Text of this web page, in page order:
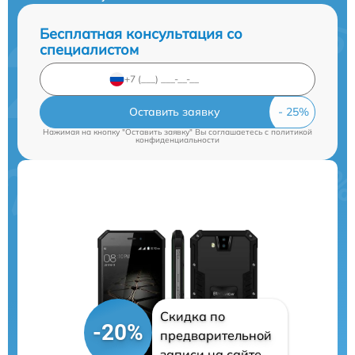
Бесплатная консультация со
специалистом
Оставить заявку
Нажимая на кнопку "Оставить заявку" Вы соглашаетесь cполитикой
конфиденциальности
-20%
Скидка по
предварительной